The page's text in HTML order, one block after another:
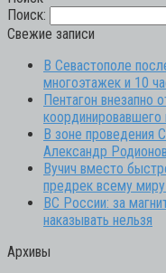
Поиск:
Свежие записи
В Севастополе
многоэтажек и 10
Пентагон внезапно
В зоне проведения
Александр Родионов
Вучич вместо
предрек всему
ВС России: за
наказывать нельзя
Архивы